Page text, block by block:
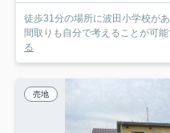
徒歩31分の場所に波田小学校が
間取りも自分で考えることが可
る
売地